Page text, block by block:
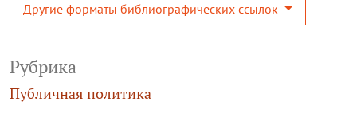
Рубрика
Публичная политика
Другие форматы библиографических ссылок